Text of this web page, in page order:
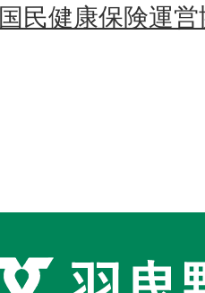
民健康保険運